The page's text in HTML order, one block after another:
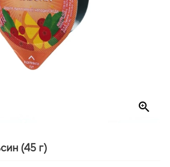
zoom_in
(45 г)